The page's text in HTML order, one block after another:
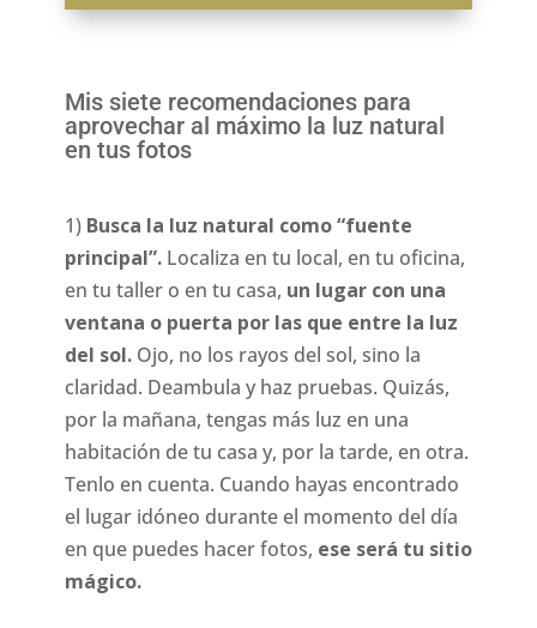
Mis siete recomendaciones para
aprovechar al máximo la luz natural
en tus fotos
1) Busca la luz natural como “fuente
principal”.Localiza en tu local, en tu oficina,
en tu taller o en tu casa, un lugar con una
ventana o puerta por las que entre la luz
del sol.Ojo, no los rayos del sol, sino la
claridad. Deambula y haz pruebas. Quizás,
por la mañana, tengas más luz en una
habitación de tu casa y, por la tarde, en otra.
Tenlo en cuenta. Cuando hayas encontrado
el lugar idóneo durante el momento del día
en que puedes hacer fotos, ese será tu sitio
mágico.